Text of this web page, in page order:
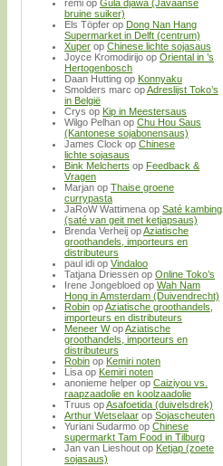
remi op Gula djawa (Javaanse
bruine suiker)
Els Töpfer op Dong Nan Hang
Supermarket in Delft (centrum)
Xuper op Chinese lichte sojasaus
Joyce Kromodirijo op Oriental in ’s
Hertogenbosch
Daan Hutting op Konnyaku
Smolders marc opAdreslijst Toko’s
in België
Crys op Kip in Meestersaus
Wilgo Pelhan op Chu Hou Saus
(Kantonese sojabonensaus)
James Clock op Chinese
lichte sojasaus
Bink Melcherts op Feedback &
Vragen
Marjan op Thaise groene
currypasta
JaRoW Wattimena op Saté kambing
(saté van geit met ketjapsaus)
Brenda Verheij opAziatische
groothandels, importeurs en
distributeurs
paul idi op Vindaloo
Tatjana Driessen op Online Toko’s
Irene Jongebloed op Wah Nam
Hong in Amsterdam (Duivendrecht)
Robin opAziatische groothandels,
importeurs en distributeurs
Meneer WopAziatische
groothandels, importeurs en
distributeurs
Robin op Kemiri noten
Lisa op Kemiri noten
anonieme helper op Caiziyou vs.
raapzaadolie en koolzaadolie
Truus opAsafoetida (duivelsdrek)
Arthur Wetselaar op Sojascheuten
Yuriani Sudarmo op Chinese
supermarkt Tam Food in Tilburg
Jan van Lieshout op Ketjap (zoete
sojasaus)